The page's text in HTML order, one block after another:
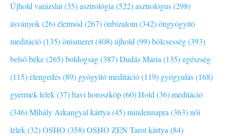
Újhold varázslat (35)asztrológia (522)asztrológus (298)
ásványok (26)életmód (267)önbizalom (342)öngyógyító
meditáció (135)önismeret (408)újhold (99)bölcsesség (393)
belső béke (265)boldogság (387)Dudás Mária (135)egészség
(115)elengedés (89) gyógyító meditáció (119) gyógyulás (168)
gyermek lélek (37)havi horoszkóp (60)Hold (36)meditáció
(346)Mihály Arkangyal kártya (45)mindennapra (363)női
lélek (32)OSHO (358)OSHO ZEN Tarot kártya (84)